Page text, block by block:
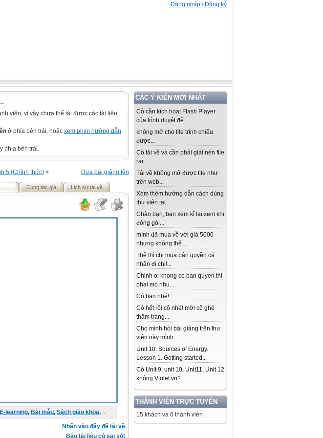
Đăng nhập / Đăng ký
CÁC Ý KIẾN MỚI NHẤT
Cô cần kích hoạt Flash Player
của trình duyệt để...
không mở cho file trình chiếu
được...
Cô tải về và cần phải giải nén file
rar...
Tải về không mở được file như
trên web...
Xem thêm hướng dẫn cách dùng
thư viện tại ...
Chào bạn, bạn xem kĩ lại xem khi
đóng gói...
mình đã mua về với giá 5000
nhưng không thể...
Thế thì chị mua bản quyền cá
nhân đi chị!...
Chinh oi khong co ban quyen thi
phai mo nhu...
Có bạn nhé!...
Có hết rồi cô nhé! mời cô ghé
thăm trang...
Cho mình hỏi bài giảng trên thư
viên này mình...
Unit 10. Sources of Energy.
Lesson 1. Getting started...
Có Unit 9, unit 10, Unit11, Unit 12
không Violet.vn?...
THÀNH VIÊN TRỰC TUYẾN
15 khách và 0 thành viên
viên, vì vậy chưa thể tải được các tài liệu
ở phía bên trái, hoặc xem phim hướng dẫn
phía bên trái.
Đưa bài giảng lên
5 (Chính thức) >
Cùng tác giả Lịch sử tải về
E-learning, Bài mẫu, Sách giáo khoa, ...
Nhấn vào đây để tải về
Báo tài liệu có sai sót